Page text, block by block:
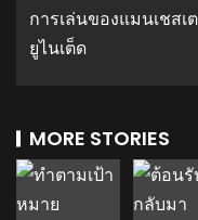
การเล่นของแมนเชสเ
ยูไนเต็ด
MORE STORIES